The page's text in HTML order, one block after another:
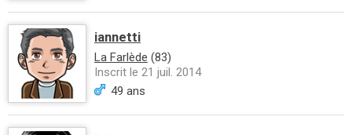
iannetti
La Farlède (83)
Inscrit le 21 juil. 2014
49 ans